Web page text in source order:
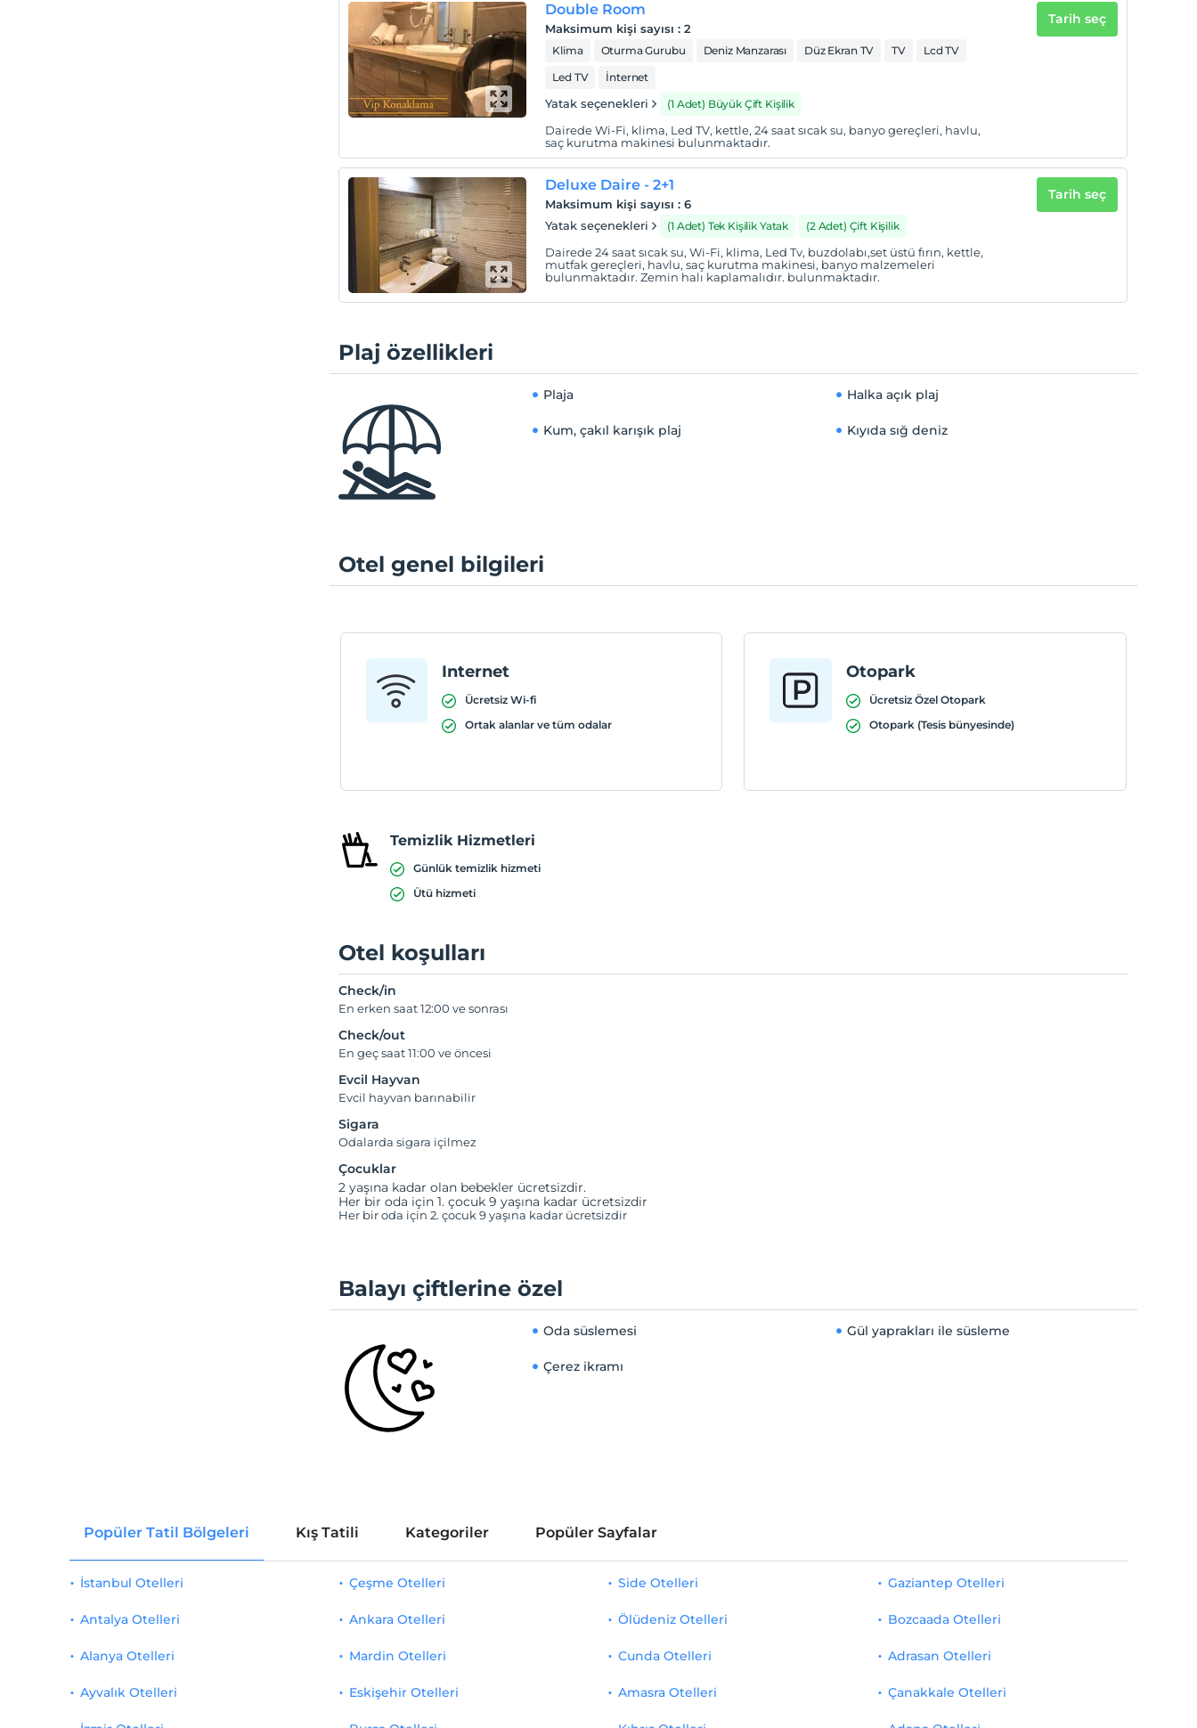
Double Room
Maksimum kişi sayısı :2
Klima Oturma Gurubu Deniz Manzarası Düz Ekran TV TV
Lcd TV
Led TV
İnternet
Yatak seçenekleri (1 Adet) Büyük Çift Kişilik
Dairede Wi-Fi, klima, Led TV, kettle, 24 saat sıcak su, banyo gereçleri, havlu,
saç kurutma makinesi bulunmaktadır.
Tarih seç
Deluxe Daire - 2+1
Maksimum kişi sayısı :6
Yatak seçenekleri
(1 Adet) Tek Kişilik Yatak (2 Adet) Çift Kişilik
Dairede 24 saat sıcak su, Wi-Fi, klima, Led Tv, buzdolabı,set üstü fırın, kettle,
mutfak gereçleri, havlu, saç kurutma makinesi, banyo malzemeleri
bulunmaktadır. Zemin halı kaplamalıdır. bulunmaktadır.
Tarih seç
Plaj özellikleri
Plaja Halka açık plaj
Kum, çakıl karışık plaj Kıyıda sığ deniz
Otel genel bilgileri
Internet
Ücretsiz Wi-fi
Ortak alanlar ve tüm odalar
Otopark
Ücretsiz Özel Otopark
Otopark (Tesis bünyesinde)
Temizlik Hizmetleri
Günlük temizlik hizmeti
Ütü hizmeti
Otel koşulları
Check/in
En erken saat 12:00 ve sonrası
Check/out
En geç saat 11:00 ve öncesi
Evcil Hayvan
Evcil hayvan barınabilir
Sigara
Odalarda sigara içilmez
Çocuklar
2 yaşına kadar olan bebekler ücretsizdir.
Her bir oda için 1. çocuk 9 yaşına kadar ücretsizdir
Her bir oda için 2. çocuk 9 yaşına kadar ücretsizdir
Balayı çiftlerine özel
Oda süslemesi Gül yaprakları ile süsleme
Çerez ikramı
Popüler Tatil Bölgeleri Kış Tatili Kategoriler Popüler Sayfalar
İstanbul Otelleri
Antalya Otelleri
Alanya Otelleri
Ayvalık Otelleri
Çeşme Otelleri
Ankara Otelleri
Mardin Otelleri
Eskişehir Otelleri
Side Otelleri
Ölüdeniz Otelleri
Cunda Otelleri
Amasra Otelleri
Gaziantep Otelleri
Bozcaada Otelleri
Adrasan Otelleri
Çanakkale Otelleri